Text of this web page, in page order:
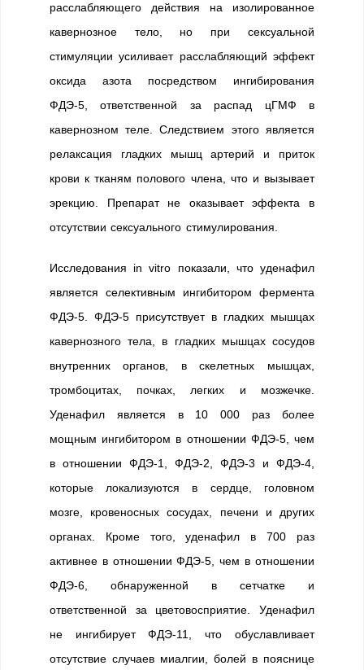
расслабляющего действия на изолированное
кавернозное тело, но при сексуальной
стимуляции усиливает расслабляющий эффект
оксида азота посредством ингибирования
ФДЭ-5, ответственной за распад цГМФ в
кавернозном теле. Следствием этого является
релаксация гладких мышц артерий и приток
крови к тканям полового члена, что и вызывает
эрекцию. Препарат не оказывает эффекта в
отсутствии сексуального стимулирования.
Исследования in vitro показали, что уденафил
является селективным ингибитором фермента
ФДЭ-5. ФДЭ-5 присутствует в гладких мышцах
кавернозного тела, в гладких мышцах сосудов
внутренних органов, в скелетных мышцах,
тромбоцитах, почках, легких и мозжечке.
Уденафил является в 10 000 раз более
мощным ингибитором в отношении ФДЭ-5, чем
в отношении ФДЭ-1, ФДЭ-2, ФДЭ-3 и ФДЭ-4,
которые локализуются в сердце, головном
мозге, кровеносных сосудах, печени и других
органах. Кроме того, уденафил в 700 раз
активнее в отношении ФДЭ-5, чем в отношении
ФДЭ-6, обнаруженной в сетчатке и
ответственной за цветовосприятие. Уденафил
не ингибирует ФДЭ-11, что обуславливает
отсутствие случаев миалгии, болей в пояснице